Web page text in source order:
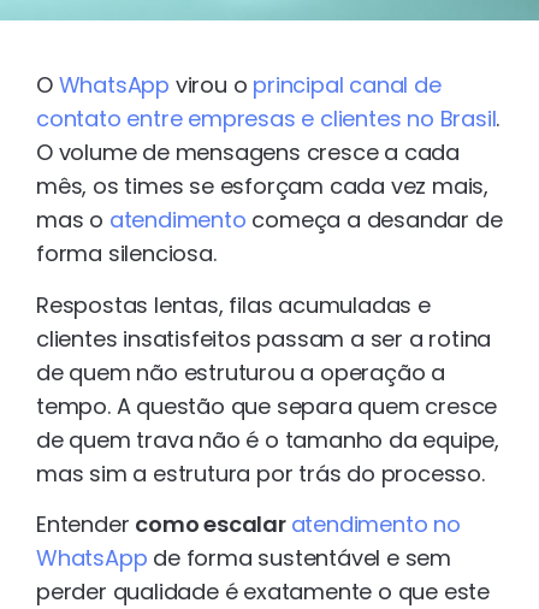
O WhatsApp virou o principal canal de
contato entre empresas e clientes no Brasil.
O volume de mensagens cresce a cada
mês, os times se esforçam cada vez mais,
mas o atendimento começa a desandar de
forma silenciosa.
Respostas lentas, filas acumuladas e
clientes insatisfeitos passam a ser a rotina
de quem não estruturou a operação a
tempo. A questão que separa quem cresce
de quem trava não é o tamanho da equipe,
mas sim a estrutura por trás do processo.
Entender como escalar atendimento no
WhatsApp de forma sustentável e sem
perder qualidade é exatamente o que este